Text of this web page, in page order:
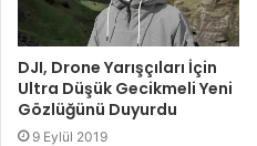
DJI, Drone Yarışçıları İçin
Ultra Düşük Gecikmeli Yeni
Gözlüğünü Duyurdu
9 Eylül 2019